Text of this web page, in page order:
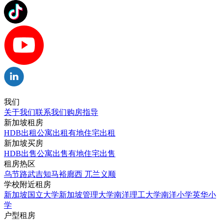
我们
关于我们联系我们购房指导
新加坡租房
HDB出租公寓出租有地住宅出租
新加坡买房
HDB出售公寓出售有地住宅出售
租房热区
乌节路武吉知马裕廊西 兀兰 义顺
学校附近租房
新加坡国立大学新加坡管理大学南洋理工大学南洋小学英华小
学
户型租房